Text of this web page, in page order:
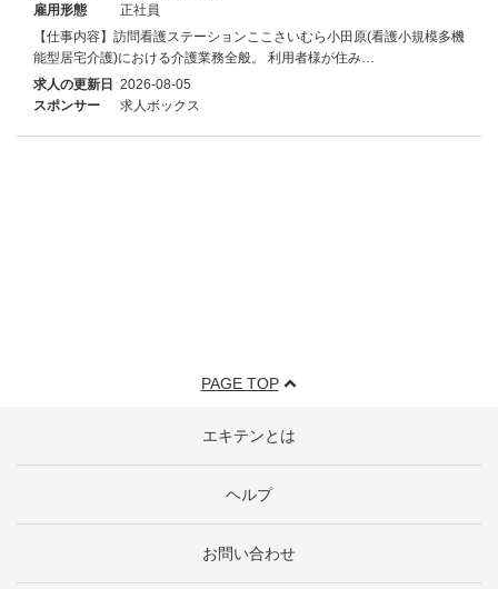
雇用形態
正社員
【仕事内容】訪問看護ステーションここさいむら小田原(看護小規模多機
能型居宅介護)における介護業務全般。 利用者様が住み…
求人の更新日 2026-08-05
スポンサー
求人ボックス
PAGE TOP
エキテンとは
ヘルプ
お問い合わせ